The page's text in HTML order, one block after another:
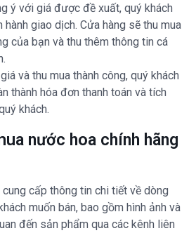
ý với giá được đề xuất, quý khách
hành giao dịch. Cửa hàng sẽ thu mua
của bạn và thu thêm thông tin cá
và thu mua thành công, quý khách
thành hóa đơn thanh toán và tích
khách.
nước hoa chính hãng
cấp thông tin chi tiết về dòng
muốn bán, bao gồm hình ảnh và
đến sản phẩm qua các kênh liên